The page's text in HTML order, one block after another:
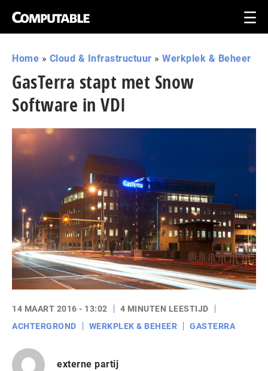
Home » Cloud & Infrastructuur » Werkplek & Beheer
GasTerra stapt met Snow
Software in VDI
14 MAART 2016 - 13:02
4 MINUTEN LEESTIJD
ACHTERGROND
WERKPLEK & BEHEER GASTERRA
externe partij